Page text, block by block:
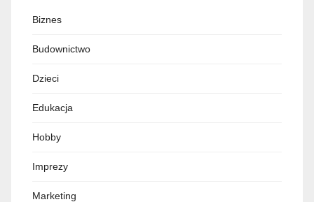
Biznes
Budownictwo
Dzieci
Edukacja
Hobby
Imprezy
Marketing